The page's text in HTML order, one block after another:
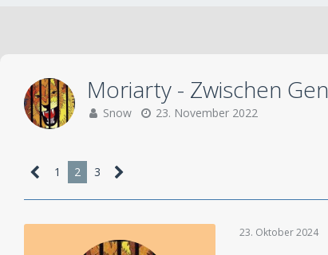
Moriarty - Zwischen
Snow 23. November 2022
1 2 3
23. Oktober 2024